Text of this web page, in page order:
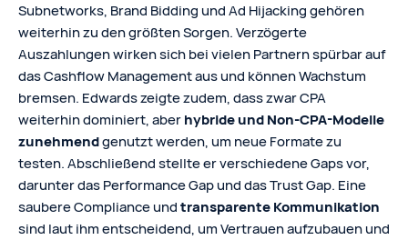
Subnetworks, Brand Bidding und Ad Hijacking gehören
weiterhin zu den größten Sorgen. Verzögerte
Auszahlungen wirken sich bei vielen Partnern spürbar auf
das Cashflow Management aus und können Wachstum
bremsen. Edwards zeigte zudem, dass zwar CPA
weiterhin dominiert, aberhybride und Non-CPA-Modelle
zunehmendgenutzt werden, um neue Formate zu
testen. Abschließend stellte er verschiedene Gaps vor,
darunter das Performance Gap und das Trust Gap. Eine
saubere Compliance undtransparente Kommunikation
sind laut ihm entscheidend, um Vertrauen aufzubauen und